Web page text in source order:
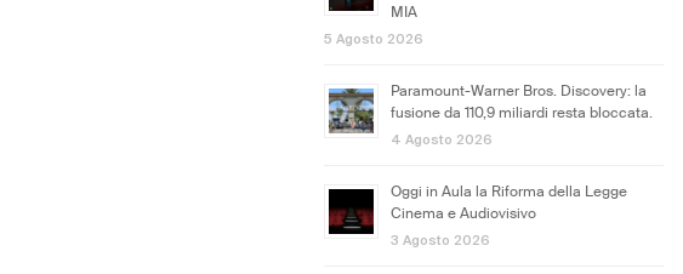
MIA
5 Agosto 2026
Paramount-Warner Bros. Discovery: la
fusione da 110,9 miliardi resta bloccata.
4 Agosto 2026
Oggi in Aula la Riforma della Legge
Cinema e Audiovisivo
3 Agosto 2026